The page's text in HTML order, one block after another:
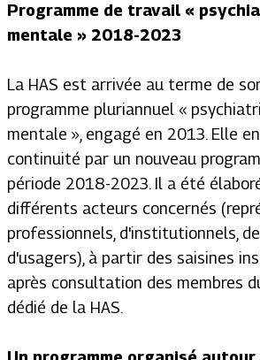
Programme de travail «
mentale » 2018-2023
La HAS est arrivée au terme de
programme pluriannuel «
mentale », engagé en 2013. Elle
continuité par un nouveau
période 2018-2023. Il a été
différents acteurs concernés
professionnels, d'institutionnels,
d'usagers), à partir des saisines
après consultation des membres
dédié de la HAS.